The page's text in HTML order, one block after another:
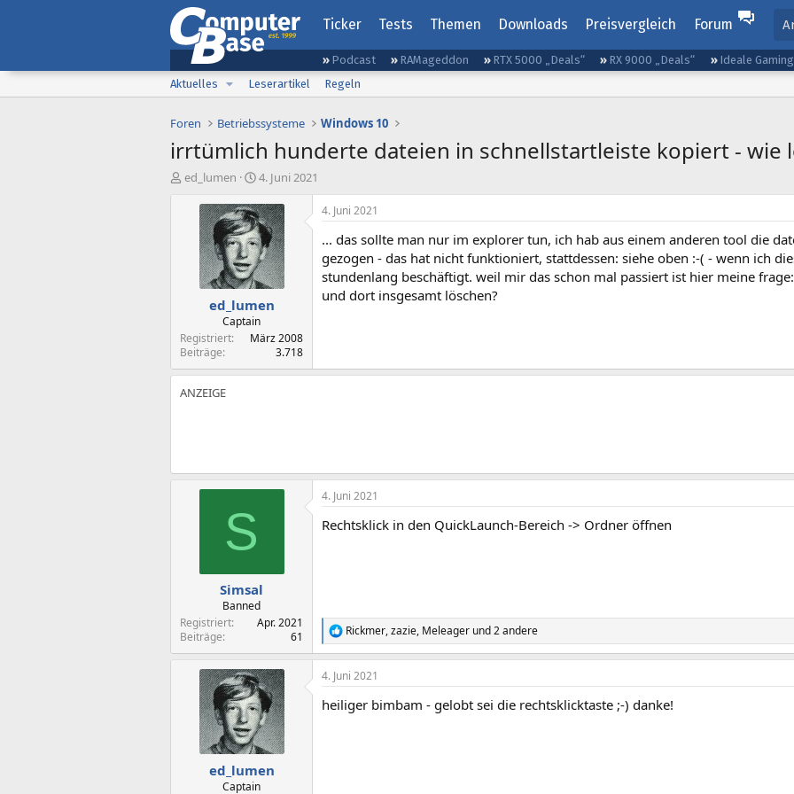
Ticker Tests Themen Downloads Preisvergleich Forum
Podcast RAMageddon RTX 5000 „Deals“ RX 9000 „Deals“ Ideale
Aktuelles
Leserartikel Regeln
Foren Betriebssysteme Windows 10
irrtümlich hunderte dateien in schnellstartleiste kopiert - wie
E
ed_lumen
E
s
t
e
l
l
t
a
m
4. Juni 2021
ed_lumen
Captain
Registriert
März 2008
Beiträge
3.718
4. Juni 2021
... das sollte man nur im explorer tun, ich hab aus einem anderen tool die
gezogen - das hat nicht funktioniert, stattdessen: siehe oben :-( - wenn ich
stundenlang beschäftigt. weil mir das schon mal passiert ist hier meine
und dort insgesamt löschen?
S
Simsal
Banned
Registriert
Apr. 2021
Beiträge
61
4. Juni 2021
Rechtsklick in den QuickLaunch-Bereich -> Ordner öffnen
R
e
a
k
i
Rickmer,zazie, Meleager und 2 andere
ed_lumen
Captain
4. Juni 2021
heiliger bimbam - gelobt sei die rechtsklicktaste ;-) danke!